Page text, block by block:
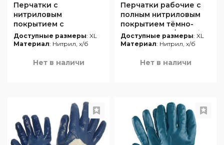
Перчатки с
нитриловым
покрытием с
однослойным
частичным обливом
Доступные размеры: XL
Материал: Нитрил, х/б
Нет в наличи
Перчатки рабочие с
полным нитриловым
покрытием тёмно-
синие (10 пар/короб.)
Доступные размеры: XL
Материал: Нитрил, х/б
Нет в наличи